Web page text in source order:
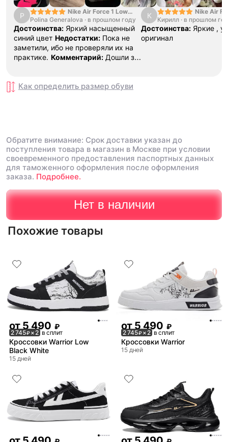
Нет в наличии
P
Nike Air Force 1 Low
College Pack White
Blue
Polina Generalova · в прошлом году
Достоинства: Яркий насыщенный
синий цвет Недостатки: Пока не
заметили, ибо не проверяли их на
практике. Комментарий: Дошли за
К
Nike Air
Yellow
Кирилл · в прошлом
Достоинства: Яркие ,
оригинал
Как определить размер обуви
Обратите внимание: Срок доставки указан до
поступления товара в магазин в Москве при условии
своевременного предоставления паспортных данных
для таможенного оформления после оформления
заказа. Подробнее.
Похожие товары
от5 490 ₽
2 745₽× 2 в сплит
Кроссовки Warrior Low
Black White
15 дней
от5 490 ₽
2 745₽× 2 в сплит
Кроссовки Warrior
15 дней